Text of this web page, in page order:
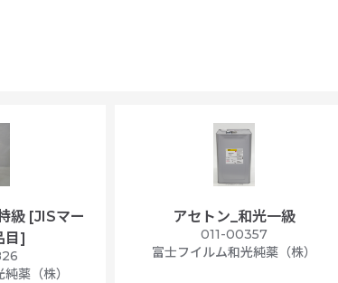
級 [JISマー
目]
薬（株）
アセトン_和光一級
011-00357
富士フイルム和光純薬（株）